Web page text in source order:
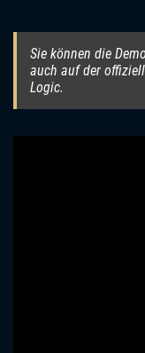
Sie können die
auch auf der
Logic.